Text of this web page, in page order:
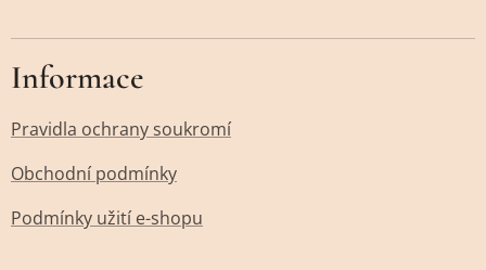
Informace
Pravidla ochrany soukromí
Obchodní podmínky
Podmínky užití e-shopu